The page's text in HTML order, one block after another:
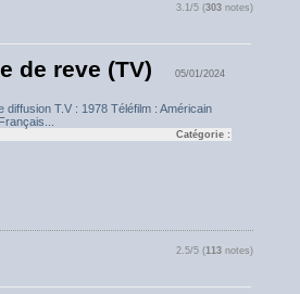
3.1/5 (303notes)
de reve (TV) 05/01/2024
T.V : 1978 Téléfilm : Américain
Catégorie :
2.5/5 (113notes)